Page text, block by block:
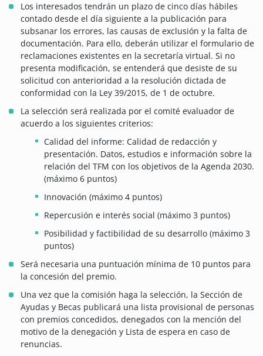
Los interesados tendrán un plazo de cinco días hábiles
contado desde el día siguiente a la publicación para
subsanar los errores, las causas de exclusión y la falta de
documentación. Para ello, deberán utilizar el formulario de
reclamaciones existentes en la secretaría virtual. Si no
presenta modificación, se entenderá que desiste de su
solicitud con anterioridad a la resolución dictada de
conformidad con la Ley 39/2015, de 1 de octubre.
La selección será realizada por el comité evaluador de
acuerdo a los siguientes criterios:
Calidad del informe: Calidad de redacción y
presentación. Datos, estudios e información sobre la
relación del TFM con los objetivos de la Agenda 2030.
(máximo 6 puntos)
Innovación (máximo 4 puntos)
Repercusión e interés social (máximo 3 puntos)
Posibilidad y factibilidad de su desarrollo (máximo 3
puntos)
Será necesaria una puntuación mínima de 10 puntos para
la concesión del premio.
Una vez que la comisión haga la selección, la Sección de
Ayudas y Becas publicará una lista provisional de personas
con premios concedidos, denegados con la mención del
motivo de la denegación y Lista de espera en caso de
renuncias.